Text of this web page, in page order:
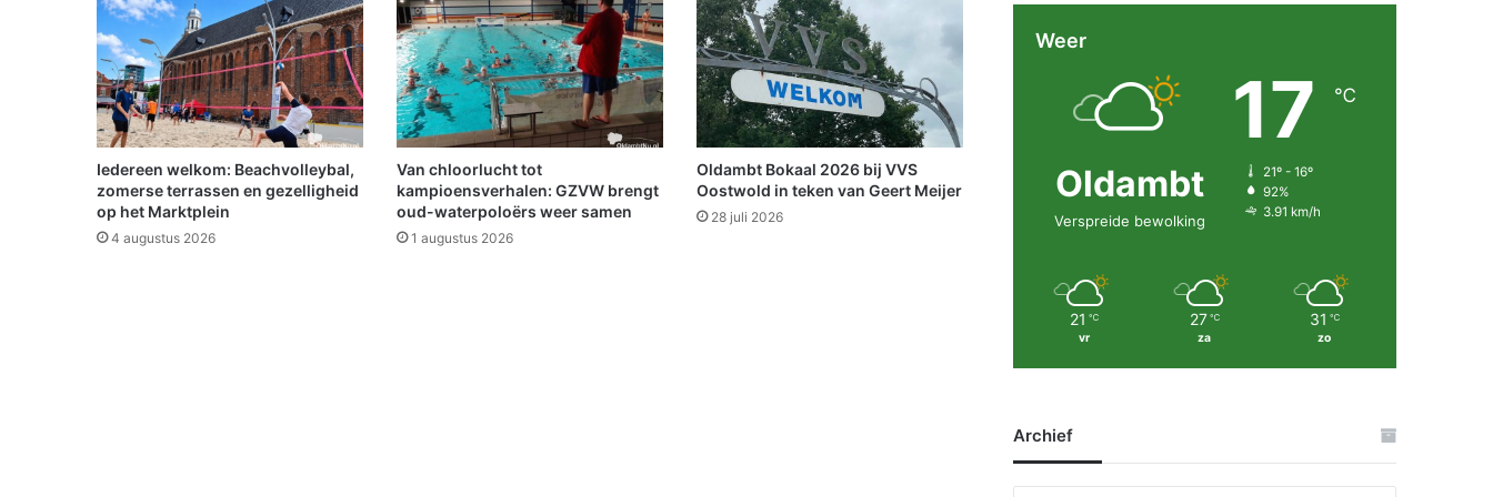
n
i
e
t
b
u
i
t
e
e
n
d
f
r
i
m
a
Iedereen welkom: Beachvolleybal,
zomerse terrassen en gezelligheid
op het Marktplein
4 augustus 2026
Van chloorlucht tot
kampioensverhalen: GZVW brengt
oud-waterpoloërs weer samen
1 augustus 2026
Oldambt Bokaal 2026 bij VVS
Oostwold in teken van Geert Meijer
28 juli 2026
Weer
Oldambt
Verspreide bewolking
17 ℃
21º - 16º
92%
3.91 km/h
21 ℃
vr
27 ℃
za
31 ℃
zo
Archief